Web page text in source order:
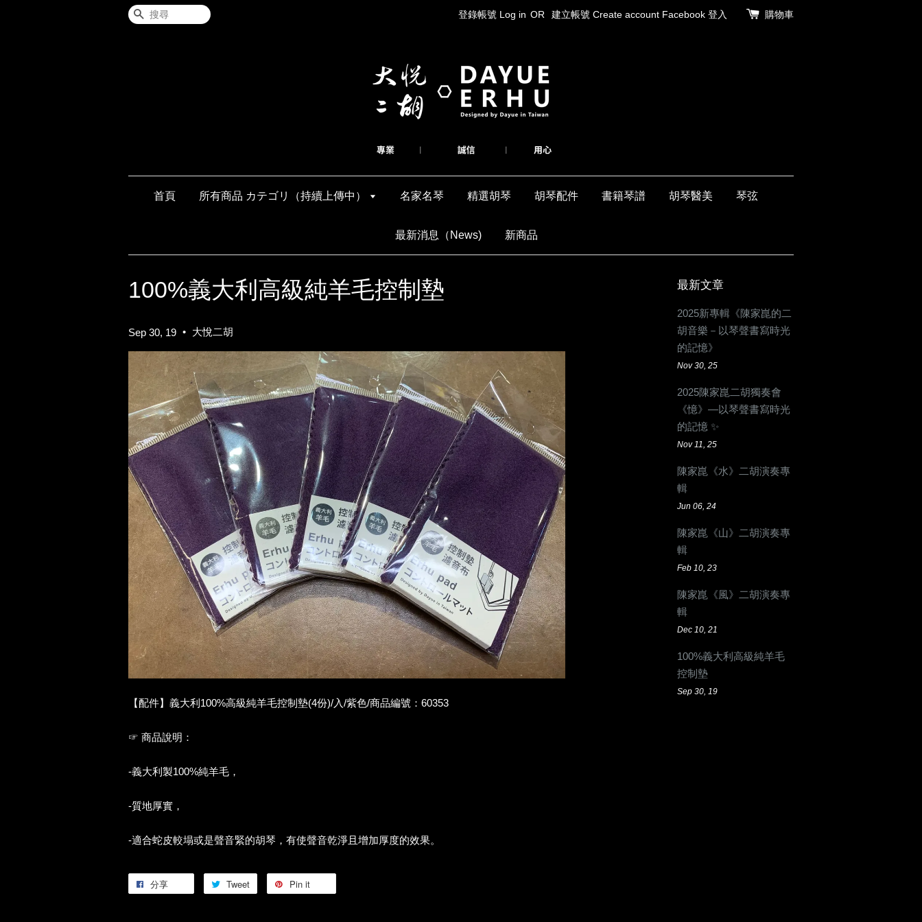
搜尋 登錄帳號 Log in OR 建立帳號 Create account Facebook 登入 購物車
首頁 所有商品 カテゴリ（持續上傳中） 名家名琴 精選胡琴 胡琴配件 書籍琴譜 胡琴醫美 琴弦
最新消息（News) 新商品
100%義大利高級純羊毛控制墊
Sep 30, 19 • 大悅二胡
【配件】義大利100%高級純羊毛控制墊(4份)/入/紫色/商品編號：60353
☞ 商品說明：
-義大利製100%純羊毛，
-質地厚實，
-適合蛇皮較塌或是聲音緊的胡琴，有使聲音乾淨且增加厚度的效果。
分享 Tweet Pin it
最新文章
2025新專輯《陳家崑的二
胡音樂－以琴聲書寫時光
的記憶》
Nov 30, 25
2025陳家崑二胡獨奏會
《憶》—以琴聲書寫時光
的記憶 ✨
Nov 11, 25
陳家崑《水》二胡演奏專
輯
Jun 06, 24
陳家崑《山》二胡演奏專
輯
Feb 10, 23
陳家崑《風》二胡演奏專
輯
Dec 10, 21
100%義大利高級純羊毛
控制墊
Sep 30, 19